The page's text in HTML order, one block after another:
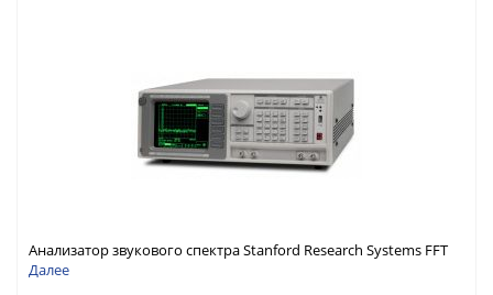
Анализатор звукового спектра Stanford Research Systems FFT
SR770
Далее